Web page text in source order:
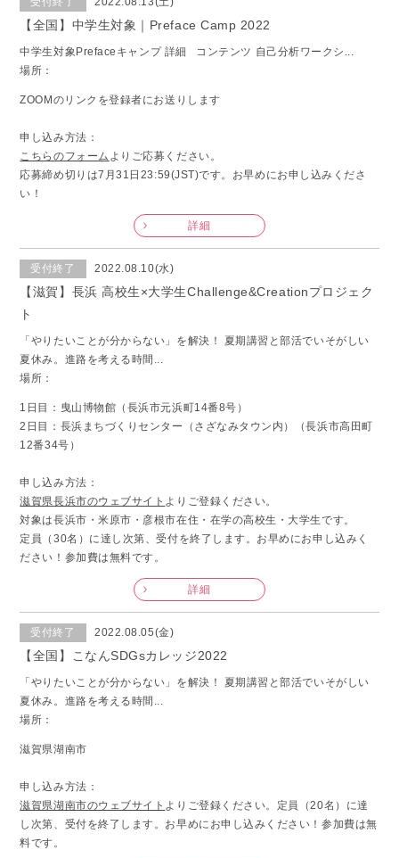
【全国】中学生対象｜Preface Camp 2022
中学生対象Prefaceキャンプ 詳細 コンテンツ 自己分析ワークシ...
場所：
ZOOMのリンクを登録者にお送りします
申し込み方法：
こちらのフォーム よりご応募ください。
応募締め切りは7月31日23:59(JST)です。お早めにお申し込みくださ
い！
詳細
受付終了 2022.08.10(水)
【滋賀】長浜 高校生×大学生Challenge&Creationプロジェク
ト
「やりたいことが分からない」を解決！ 夏期講習と部活でいそがしい
夏休み。進路を考える時間...
場所：
1日目：曳山博物館（長浜市元浜町14番8号）
2日目：長浜まちづくりセンター（さざなみタウン内）（長浜市高田町
12番34号）
申し込み方法：
滋賀県長浜市のウェブサイト よりご登録ください。
対象は長浜市・米原市・彦根市在住・在学の高校生・大学生です。
定員（30名）に達し次第、受付を終了します。お早めにお申し込みく
ださい！参加費は無料です。
詳細
受付終了 2022.08.05(金)
【全国】こなんSDGsカレッジ2022
「やりたいことが分からない」を解決！ 夏期講習と部活でいそがしい
夏休み。進路を考える時間...
場所：
滋賀県湖南市
申し込み方法：
滋賀県湖南市のウェブサイト よりご登録ください。定員（20名）に達
し次第、受付を終了します。お早めにお申し込みください！参加費は無
料です。